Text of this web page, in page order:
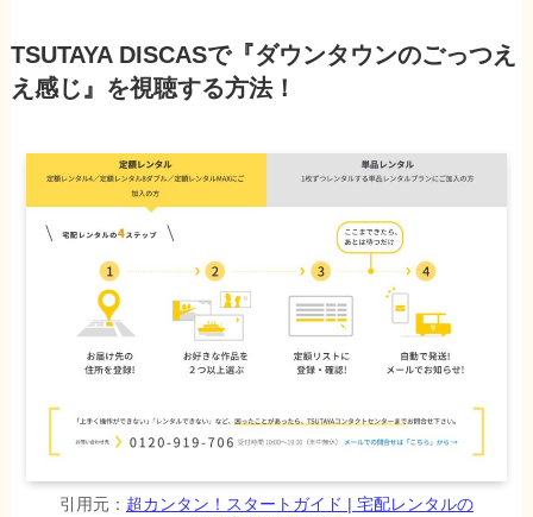
TSUTAYA DISCASで『ダウンタウンのごっつえ
え感じ』を視聴する方法！
引用元： 超カンタン！スタートガイド | 宅配レンタルの